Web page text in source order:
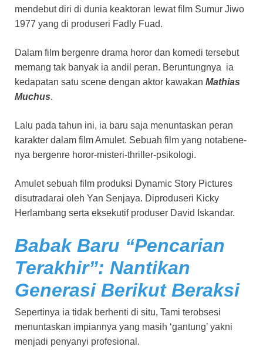
mendebut diri di dunia keaktoran lewat film Sumur Jiwo
1977 yang di produseri Fadly Fuad.
Dalam film bergenre drama horor dan komedi tersebut
memang tak banyak ia andil peran. Beruntungnya ia
kedapatan satu scene dengan aktor kawakan Mathias
Muchus.
Lalu pada tahun ini, ia baru saja menuntaskan peran
karakter dalam film Amulet. Sebuah film yang notabene-
nya bergenre horor-misteri-thriller-psikologi.
Amulet sebuah film produksi Dynamic Story Pictures
disutradarai oleh Yan Senjaya. Diproduseri Kicky
Herlambang serta eksekutif produser David Iskandar.
Babak Baru “Pencarian
Terakhir”: Nantikan
Generasi Berikut Beraksi
Sepertinya ia tidak berhenti di situ, Tami terobsesi
menuntaskan impiannya yang masih ‘gantung’ yakni
menjadi penyanyi profesional.